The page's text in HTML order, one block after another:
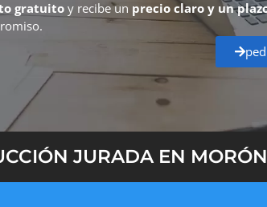
gratuitoy recibe un precio claro y un
JURADA EN